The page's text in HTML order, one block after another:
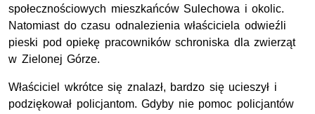
społecznościowych mieszkańców Sulechowa i okolic.
Natomiast do czasu odnalezienia właściciela odwieźli
pieski pod opiekę pracowników schroniska dla zwierząt
w Zielonej Górze.
Właściciel wkrótce się znalazł, bardzo się ucieszył i
podziękował policjantom. Gdyby nie pomoc policjantów